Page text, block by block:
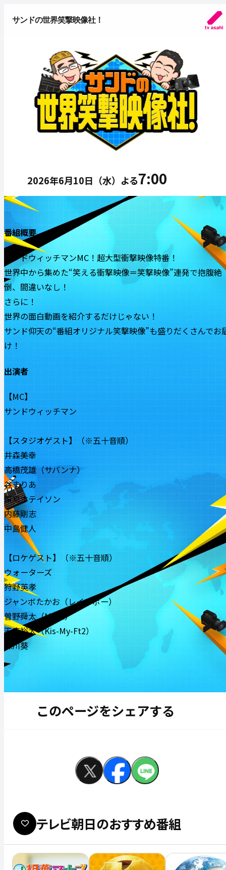
サンドの世界笑撃映像社！
2026年6月10日（水） よる7:00
番組概要
サンドウィッチマンMC！超大型衝撃映像特番！
世界中から集めた“笑える衝撃映像＝笑撃映像”連発で抱腹絶
倒、間違いなし！
さらに！
世界の面白動画を紹介するだけじゃない！
サンド仰天の“番組オリジナル笑撃映像”も盛りだくさんでお
け！
出演者
【MC】
サンドウィッチマン
【スタジオゲスト】（※五十音順）
井森美幸
高橋茂雄（サバンナ）
谷まりあ
東京ホテイソン
内藤剛志
中島健人
【ロケゲスト】（※五十音順）
ウォーターズ
狩野英孝
ジャンボたかお（レインボー）
曽野舜太（M!LK）
玉森裕太（Kis-My-Ft2）
森川葵
このページをシェアする
テレビ朝日のおすすめ番組